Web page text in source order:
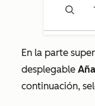
En la parte
desplegable
continuación,